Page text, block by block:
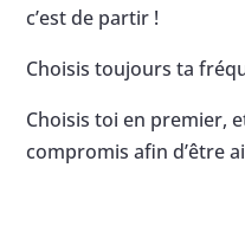
c’est de partir !
Choisis toujours ta
Choisis toi en premier,
compromis afin d’être